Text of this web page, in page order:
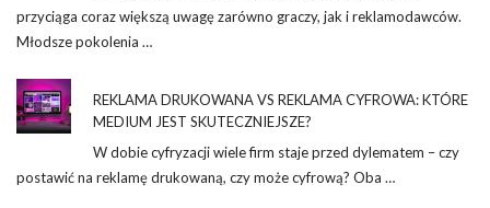
przyciąga coraz większą uwagę zarówno graczy, jak i reklamodawców.
Młodsze pokolenia …
REKLAMA DRUKOWANA VS REKLAMA CYFROWA: KTÓRE
MEDIUM JEST SKUTECZNIEJSZE?
W dobie cyfryzacji wiele firm staje przed dylematem – czy
postawić na reklamę drukowaną, czy może cyfrową? Oba …